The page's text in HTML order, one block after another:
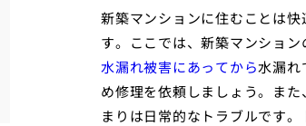
新築マンションに住むことは
す。ここでは、新築マンショ
水漏れ被害にあってから水漏れ
め修理を依頼しましょう。ま
まりは日常的なトラブルです